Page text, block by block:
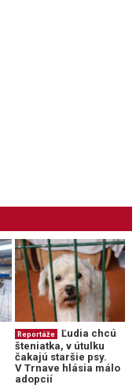
Reportáže
Ľudia chcú
šteniatka, v útulku
čakajú staršie psy.
V Trnave hlásia málo
adopcií